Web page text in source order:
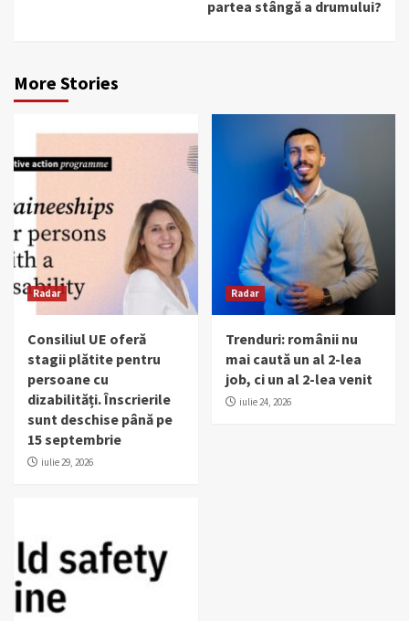
partea stângă a drumului?
More Stories
Radar
Consiliul UE oferă
stagii plătite pentru
persoane cu
dizabilități. Înscrierile
sunt deschise până pe
15 septembrie
iulie 29, 2026
Radar
Trenduri: românii nu
mai caută un al 2-lea
job, ci un al 2-lea venit
iulie 24, 2026